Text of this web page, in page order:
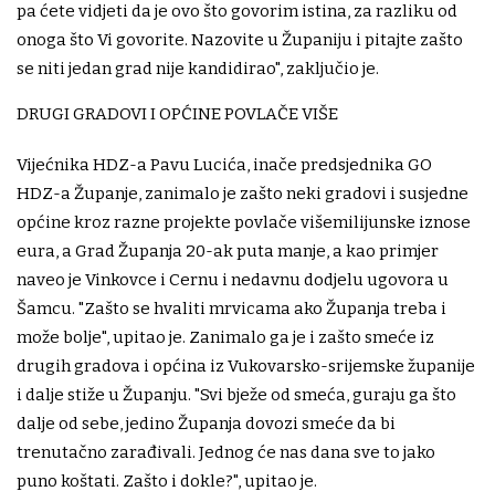
pa ćete vidjeti da je ovo što govorim istina, za razliku od
onoga što Vi govorite. Nazovite u Županiju i pitajte zašto
se niti jedan grad nije kandidirao", zaključio je.
DRUGI GRADOVI I OPĆINE POVLAČE VIŠE
Vijećnika HDZ-a Pavu Lucića, inače predsjednika GO
HDZ-a Županje, zanimalo je zašto neki gradovi i susjedne
općine kroz razne projekte povlače višemilijunske iznose
eura, a Grad Županja 20-ak puta manje, a kao primjer
naveo je Vinkovce i Cernu i nedavnu dodjelu ugovora u
Šamcu. "Zašto se hvaliti mrvicama ako Županja treba i
može bolje", upitao je. Zanimalo ga je i zašto smeće iz
drugih gradova i općina iz Vukovarsko-srijemske županije
i dalje stiže u Županju. "Svi bježe od smeća, guraju ga što
dalje od sebe, jedino Županja dovozi smeće da bi
trenutačno zarađivali. Jednog će nas dana sve to jako
puno koštati. Zašto i dokle?", upitao je.